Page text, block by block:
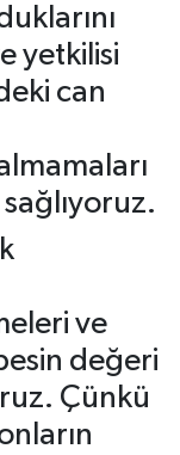
yetkilisi
can
ve
değeri
Çünkü